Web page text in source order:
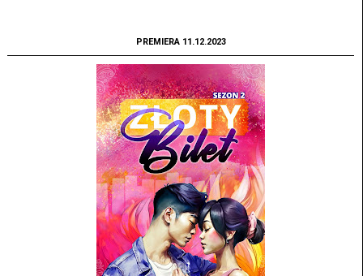
PREMIERA 11.12.2023